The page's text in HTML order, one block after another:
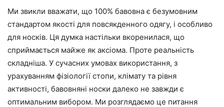
Ми звикли вважати, що 100% бавовна є безумовним
стандартом якості для повсякденного одягу, і особливо
для носків. Ця думка настільки вкоренилася, що
сприймається майже як аксіома. Проте реальність
складніша. У сучасних умовах використання, з
урахуванням фізіології стопи, клімату та рівня
активності, бавовняні носки далеко не завжди є
оптимальним вибором. Ми розглядаємо це питання